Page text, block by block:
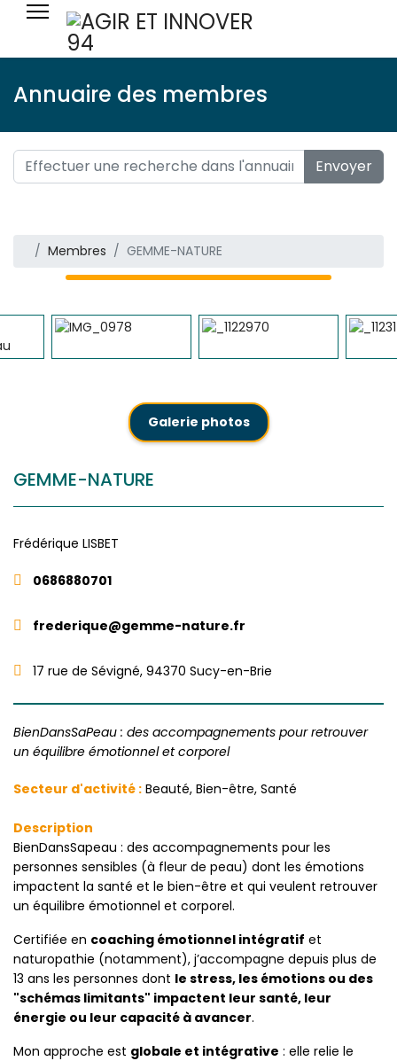
Annuaire des membres
Envoyer
Membres GEMME-NATURE
Galerie photos
GEMME-NATURE
Frédérique LISBET
0686880701
frederique@gemme-nature.fr
17 rue de Sévigné, 94370 Sucy-en-Brie
BienDansSaPeau : des accompagnements pour retrouver
un équilibre émotionnel et corporel
Secteur d'activité : Beauté, Bien-être, Santé
Description
BienDansSapeau : des accompagnements pour les
personnes sensibles (à fleur de peau) dont les émotions
impactent la santé et le bien-être et qui veulent retrouver
un équilibre émotionnel et corporel.
Certifiée en coaching émotionnel intégratif et
naturopathie (notamment), j’accompagne depuis plus de
13 ans les personnes dont le stress, les émotions ou des
"schémas limitants" impactent leur santé, leur
énergie ou leur capacité à avancer.
Mon approche est globale et intégrative : elle relie le